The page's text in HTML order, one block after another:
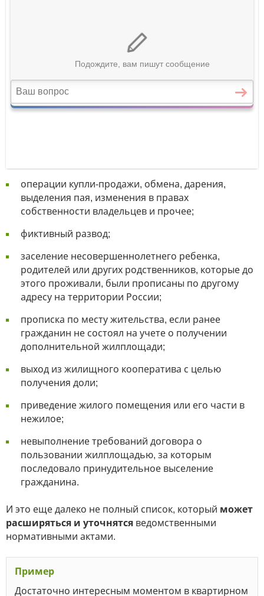
операции купли-продажи, обмена, дарения,
выделения пая, изменения в правах
собственности владельцев и прочее;
фиктивный развод;
заселение несовершеннолетнего ребенка,
родителей или других родственников, которые до
этого проживали, были прописаны по другому
адресу на территории России;
прописка по месту жительства, если ранее
гражданин не состоял на учете о получении
дополнительной жилплощади;
выход из жилищного кооператива с целью
получения доли;
приведение жилого помещения или его части в
нежилое;
невыполнение требований договора о
пользовании жилплощадью, за которым
последовало принудительное выселение
гражданина.
И это еще далеко не полный список, который может
расширяться и уточнятся ведомственными
нормативными актами.
Пример
Достаточно интересным моментом в квартирном